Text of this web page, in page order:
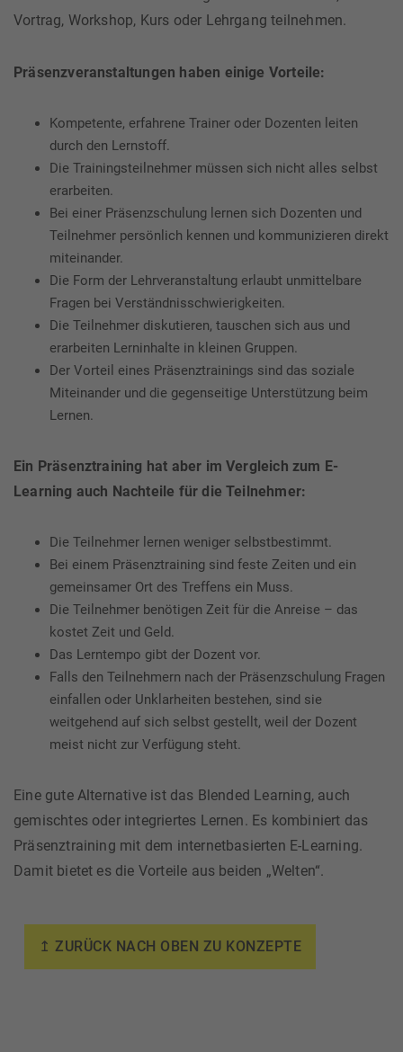
Vortrag, Workshop, Kurs oder Lehrgang teilnehmen.
Präsenzveranstaltungen haben einige Vorteile:
Kompetente, erfahrene Trainer oder Dozenten leiten
durch den Lernstoff.
Die Trainingsteilnehmer müssen sich nicht alles selbst
erarbeiten.
Bei einer Präsenzschulung lernen sich Dozenten und
Teilnehmer persönlich kennen und kommunizieren direkt
miteinander.
Die Form der Lehrveranstaltung erlaubt unmittelbare
Fragen bei Verständnisschwierigkeiten.
Die Teilnehmer diskutieren, tauschen sich aus und
erarbeiten Lerninhalte in kleinen Gruppen.
Der Vorteil eines Präsenztrainings sind das soziale
Miteinander und die gegenseitige Unterstützung beim
Lernen.
Ein Präsenztraining hat aber im Vergleich zum E-
Learning auch Nachteile für die Teilnehmer:
Die Teilnehmer lernen weniger selbstbestimmt.
Bei einem Präsenztraining sind feste Zeiten und ein
gemeinsamer Ort des Treffens ein Muss.
Die Teilnehmer benötigen Zeit für die Anreise – das
kostet Zeit und Geld.
Das Lerntempo gibt der Dozent vor.
Falls den Teilnehmern nach der Präsenzschulung Fragen
einfallen oder Unklarheiten bestehen, sind sie
weitgehend auf sich selbst gestellt, weil der Dozent
meist nicht zur Verfügung steht.
Eine gute Alternative ist das Blended Learning, auch
gemischtes oder integriertes Lernen. Es kombiniert das
Präsenztraining mit dem internetbasierten E-Learning.
Damit bietet es die Vorteile aus beiden „Welten“.
↥ ZURÜCK NACH OBEN ZU KONZEPTE